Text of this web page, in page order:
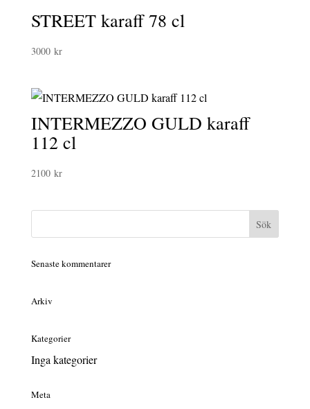
STREET karaff 78 cl
3000 kr
INTERMEZZO GULD karaff
112 cl
2100 kr
Senaste kommentarer
Arkiv
Kategorier
Inga kategorier
Meta